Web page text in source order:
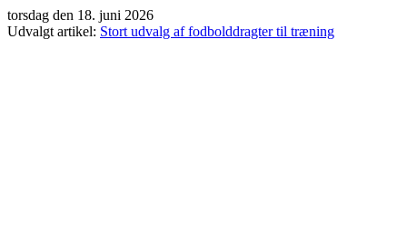
Videre
til
torsdag den 18. juni 2026
Udvalgt artikel: Stort udvalg af fodbolddragter til træning